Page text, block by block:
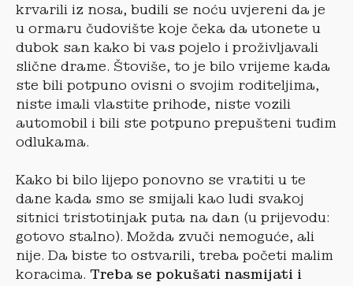
krvarili iz nosa, budili se noću uvjereni da je
u ormaru čudovište koje čeka da utonete u
dubok san kako bi vas pojelo i proživljavali
slične drame. Štoviše, to je bilo vrijeme kada
ste bili potpuno ovisni o svojim roditeljima,
niste imali vlastite prihode, niste vozili
automobil i bili ste potpuno prepušteni tuđim
odlukama.
Kako bi bilo lijepo ponovno se vratiti u te
dane kada smo se smijali kao ludi svakoj
sitnici tristotinjak puta na dan (u prijevodu:
gotovo stalno). Možda zvuči nemoguće, ali
nije. Da biste to ostvarili, treba početi malim
koracima. Treba se pokušati nasmijati i